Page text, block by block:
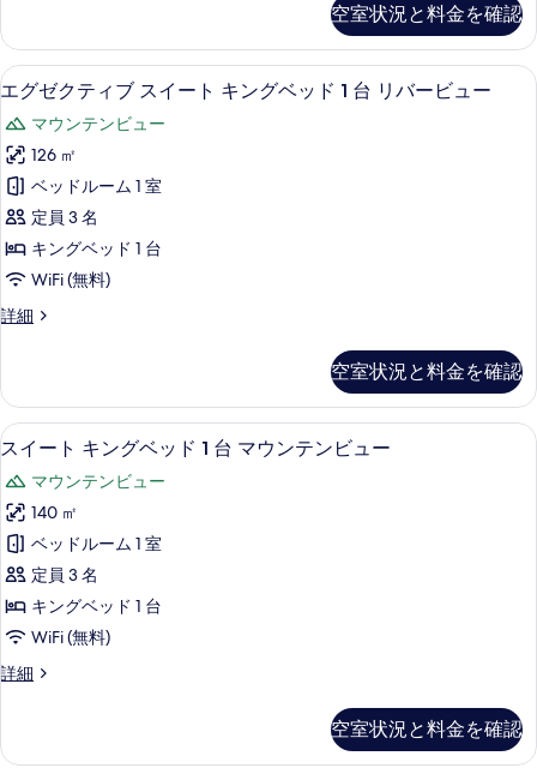
る
(Corner)
の
す
べ
て
の
写
真
表
す
る
ー
ナ
ー
(Corner)
の
細
1
台
リ
バ
ー
ビ
ュ
ー
コ
ー
(Corner)
の
す
べ
て
の
写
真
を
表
キ
ン
グ
ッ
ド
台
リ
バ
ー
ビ
ー
ナ
ー
(Corner)
の
詳
空室状況と料金を確認
エ
ゼ
ク
テ
ィ
ブ
ス
イ
ト
キ
ン
グ
ベ
ッ
ド
1
台
リ
ビ
イタリアのフレッテ製シーツ、高級
7
エグゼクティブ スイート キングベッド 1 台 リバービュー
マウンテンビュー
126 ㎡
ベッドルーム 1 室
定員 3 名
キングベッド 1 台
WiFi (無料)
詳細
エ
テ
ィ
ブ
イ
ー
ト
キ
ン
グ
ベ
ッ
1
バ
空室状況と料金を確認
ス
ー
ト
キ
ン
グ
ベ
ッ
1
スイート キングベッド 1 台 マウン
9
スイート キングベッド 1 台 マウンテンビュー
マウンテンビュー
140 ㎡
ベッドルーム 1 室
定員 3 名
キングベッド 1 台
WiFi (無料)
詳細
ス
キ
空室状況と料金を確認